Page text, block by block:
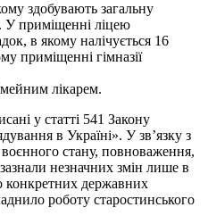
здобувають загальну
У приміщенні ліцею
в якому налічується 16
приміщенні гімназії
лікарем.
у статті 541 Закону
в Україні». У зв’язку з
стану, повноваження,
незначних змін лише в
конкретних державних
роботу старостинського